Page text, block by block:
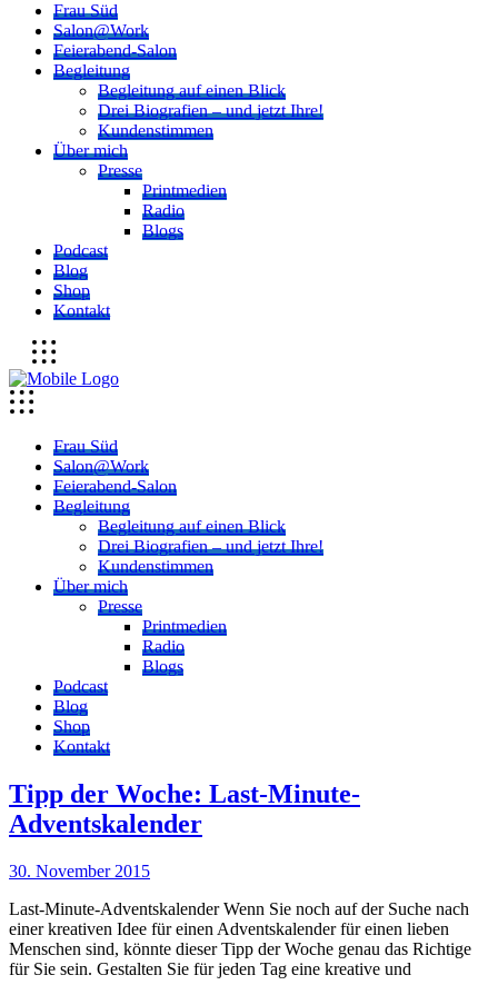
Frau Süd
Salon@Work
Feierabend-Salon
Begleitung
Begleitung auf einen Blick
Drei Biografien – und jetzt Ihre!
Kundenstimmen
Über mich
Presse
Printmedien
Radio
Blogs
Podcast
Blog
Shop
Kontakt
Frau Süd
Salon@Work
Feierabend-Salon
Begleitung
Begleitung auf einen Blick
Drei Biografien – und jetzt Ihre!
Kundenstimmen
Über mich
Presse
Printmedien
Radio
Blogs
Podcast
Blog
Shop
Kontakt
Tipp der Woche: Last-Minute-
Adventskalender
30. November 2015
Last-Minute-Adventskalender Wenn Sie noch auf der Suche nach
einer kreativen Idee für einen Adventskalender für einen lieben
Menschen sind, könnte dieser Tipp der Woche genau das Richtige
für Sie sein. Gestalten Sie für jeden Tag eine kreative und